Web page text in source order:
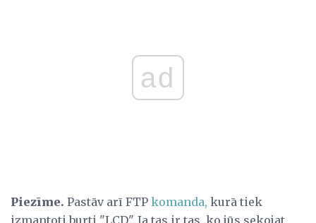
ad
Piezīme. Pastāv arī FTP komanda, kurā tiek
izmantoti burti "LCD". Ja tas ir tas, ko jūs sekojat,